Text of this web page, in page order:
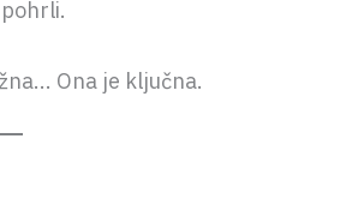
Ona je ključna.